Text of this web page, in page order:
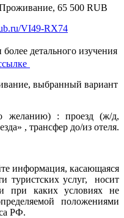
65 500 RUB
VI49-RX74
детального изучения
выбранный вариант
желанию) : проезд (ж/д,
, трансфер до/из отеля.
информация, касающаяся
туристских услуг, носит
при каких условиях не
положениями
РФ.